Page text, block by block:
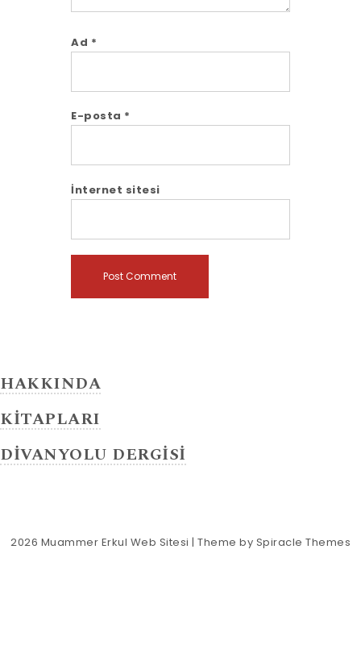
Ad *
E-posta *
İnternet sitesi
HAKKINDA
KİTAPLARI
DİVANYOLU DERGİSİ
2026 Muammer Erkul Web Sitesi | Theme by Spiracle Themes